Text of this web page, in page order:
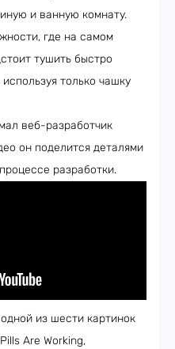
и ванную комнату.
где на самом
тушить быстро
только чашку
веб-разработчик
он поделится деталями
разработки.
одной из шести картинок
Are Working,